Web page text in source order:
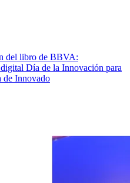
del libro de BBVA:
Día de la Innovación para
Innovado